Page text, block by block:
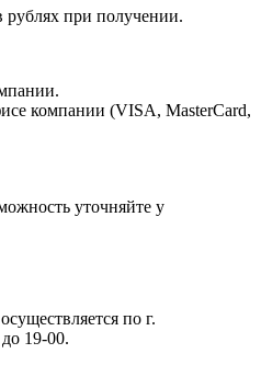
рублях при получении.
компании (VISA, MasterCard,
уточняйте у
по г.
19-00.